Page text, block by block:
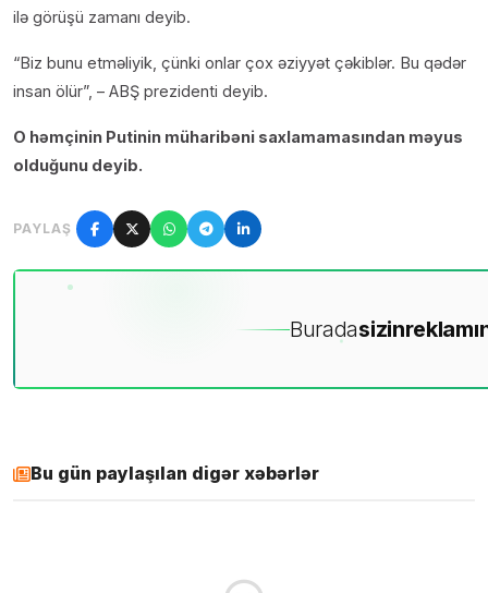
ilə görüşü zamanı deyib.
“Biz bunu etməliyik, çünki onlar çox əziyyət çəkiblər. Bu qədər
insan ölür”, – ABŞ prezidenti deyib.
O həmçinin Putinin müharibəni saxlamamasından məyus
olduğunu deyib.
PAYLAŞ
Buradasizin
Bu gün paylaşılan digər xəbərlər